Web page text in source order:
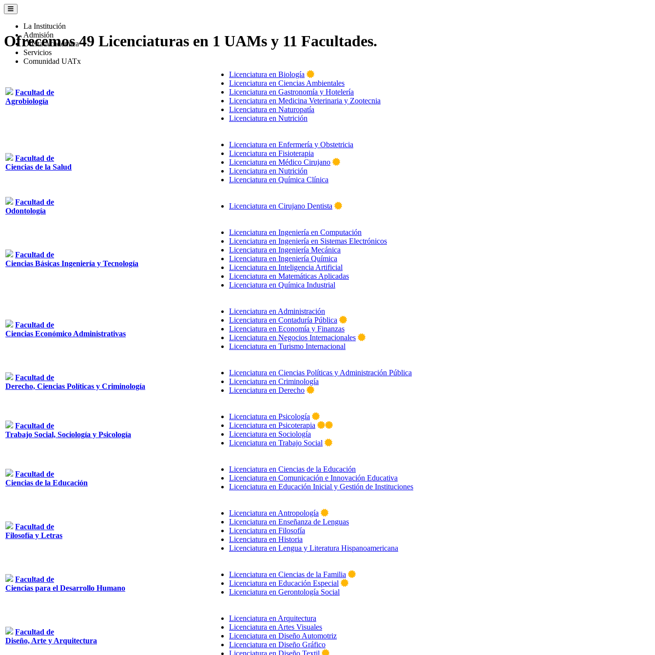
La Institución
Admisión
Oferta Académica
Servicios
Comunidad UATx
Ofrecemos49 Licenciaturas en 1 UAMs y 11 Facultades.
Facultad de
Agrobiología
Licenciatura en Biología
Licenciatura en Ciencias Ambientales
Licenciatura en Gastronomía y Hotelería
Licenciatura en Medicina Veterinaria y Zootecnia
Licenciatura en Naturopatía
Licenciatura en Nutrición
Facultad de
Ciencias de la Salud
Licenciatura en Enfermería y Obstetricia
Licenciatura en Fisioterapia
Licenciatura en Médico Cirujano
Licenciatura en Nutrición
Licenciatura en Química Clínica
Facultad de
Odontología
Licenciatura en Cirujano Dentista
Facultad de
Ciencias Básicas Ingeniería y Tecnología
Licenciatura en Ingeniería en Computación
Licenciatura en Ingeniería en Sistemas Electrónicos
Licenciatura en Ingeniería Mecánica
Licenciatura en Ingeniería Química
Licenciatura en Inteligencia Artificial
Licenciatura en Matemáticas Aplicadas
Licenciatura en Química Industrial
Facultad de
Ciencias Económico Administrativas
Licenciatura en Administración
Licenciatura en Contaduría Pública
Licenciatura en Economía y Finanzas
Licenciatura en Negocios Internacionales
Licenciatura en Turismo Internacional
Facultad de
Derecho, Ciencias Políticas y Criminología
Licenciatura en Ciencias Políticas y Administración Pública
Licenciatura en Criminología
Licenciatura en Derecho
Facultad de
Trabajo Social, Sociología y Psicología
Licenciatura en Psicología
Licenciatura en Psicoterapia
Licenciatura en Sociología
Licenciatura en Trabajo Social
Facultad de
Ciencias de la Educación
Licenciatura en Ciencias de la Educación
Licenciatura en Comunicación e Innovación Educativa
Licenciatura en Educación Inicial y Gestión de Instituciones
Facultad de
Filosofía y Letras
Licenciatura en Antropología
Licenciatura en Enseñanza de Lenguas
Licenciatura en Filosofía
Licenciatura en Historia
Licenciatura en Lengua y Literatura Hispanoamericana
Facultad de
Ciencias para el Desarrollo Humano
Licenciatura en Ciencias de la Familia
Licenciatura en Educación Especial
Licenciatura en Gerontología Social
Facultad de
Diseño, Arte y Arquitectura
Licenciatura en Arquitectura
Licenciatura en Artes Visuales
Licenciatura en Diseño Automotriz
Licenciatura en Diseño Gráfico
Licenciatura en Diseño Textil